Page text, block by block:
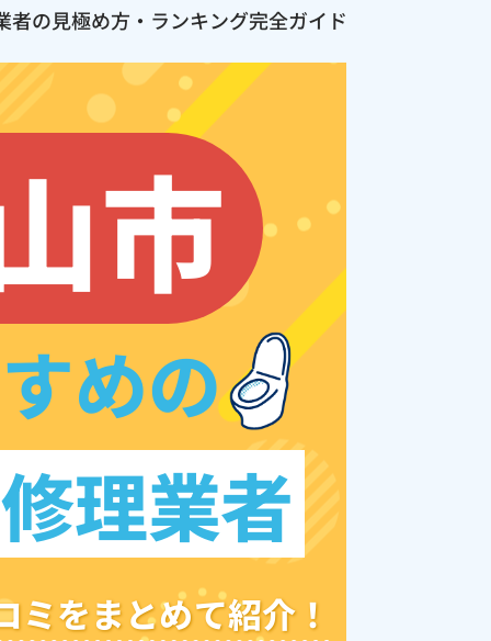
の見極め方・ランキング完全ガイド
市
めの
理業者
をまとめて紹介！